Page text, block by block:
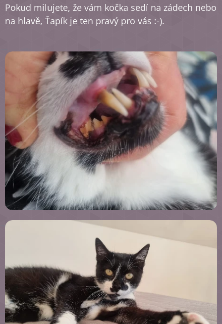
Pokud milujete, že vám kočka sedí na zádech nebo
na hlavě, Ťapík je ten pravý pro vás :-).